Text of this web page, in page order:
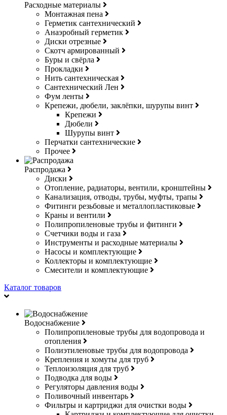
Расходные материалы
Монтажная пена
Герметик сантехнический
Анаэробный герметик
Диски отрезные
Скотч армированный
Буры и свёрла
Прокладки
Нить сантехническая
Сантехнический Лен
Фум ленты
Крепежи, дюбели, заклёпки, шурупы винт
Крепежи
Дюбели
Шурупы винт
Перчатки сантехнические
Прочее
Распродажа
Диски
Отопление, радиаторы, вентили, кронштейны
Канализация, отводы, трубы, муфты, трапы
Фитинги резьбовые и металлопластиковые
Краны и вентили
Полипропиленовые трубы и фитинги
Счетчики воды и газа
Инструменты и расходные материалы
Насосы и комплектующие
Коллекторы и комплектующие
Смесители и комплектующие
Каталог товаров
Водоснабжение
Полипропиленовые трубы для водопровода и
отопления
Полиэтиленовые трубы для водопровода
Крепления и хомуты для труб
Теплоизоляция для труб
Подводка для воды
Регуляторы давления воды
Поливочный инвентарь
Фильтры и картриджи для очистки воды